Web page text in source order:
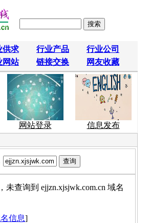
供求 行业产品
行业公司
网站 链接交换 网友收藏
网站登录
信息发布
未查询到 ejjzn.xjsjwk.com.cn 域名
信息]